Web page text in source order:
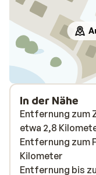
In der Nähe
Entfernung zum
etwa 2,8
Entfernung zum
Kilometer
Entfernung bis